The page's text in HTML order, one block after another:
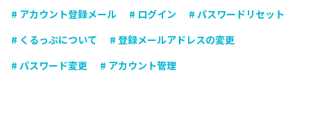
# アカウント登録メール
# ログイン
# パスワードリセット
# くるっぷについて
# 登録メールアドレスの変更
# パスワード変更
# アカウント管理